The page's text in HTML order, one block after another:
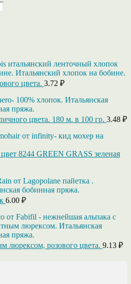
цвета. 3.72 ₽
цвета. 180 м. в 100 гр. 3.48 ₽
8244 GREEN GRASS зеленая
6.00 ₽
люрексом, розового цвета. 9.13 ₽